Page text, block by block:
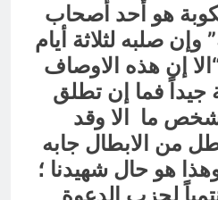
هو أحد أصحاب
وإن صلبه لثلاثة أيام
“الا إن هذه الاوصاف
جيداً فما إن تطلق
ما الا وقد
من الابطال جابه
هو حال شهيدنا ؛